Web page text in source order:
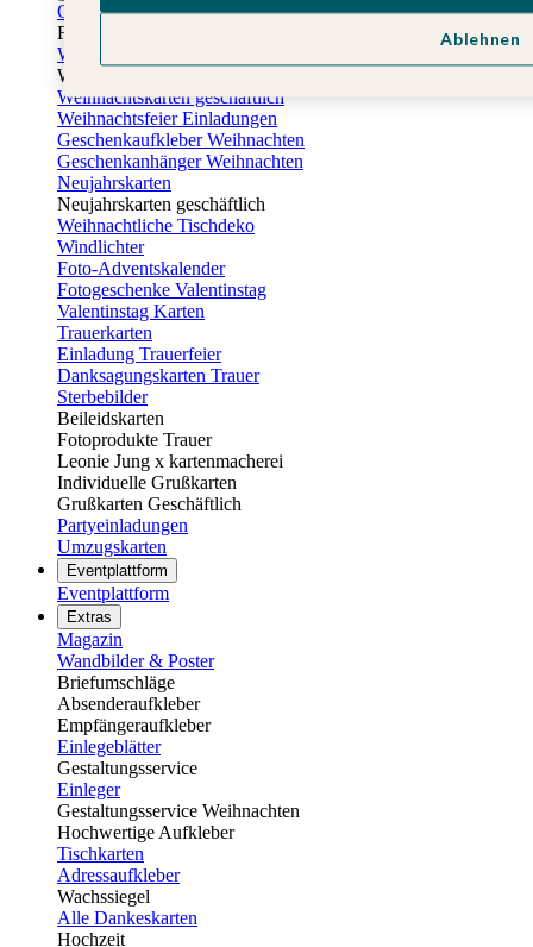
Osterkarten
Fotogeschenke zu Ostern
Weihnachtskarten
Weihnachtskarten selbst gestalten
Weihnachtskarten geschäftlich
Weihnachtsfeier Einladungen
Geschenkaufkleber Weihnachten
Geschenkanhänger Weihnachten
Neujahrskarten
Neujahrskarten geschäftlich
Weihnachtliche Tischdeko
Windlichter
Foto-Adventskalender
Fotogeschenke Valentinstag
Valentinstag Karten
Trauerkarten
Einladung Trauerfeier
Danksagungskarten Trauer
Sterbebilder
Beileidskarten
Fotoprodukte Trauer
Leonie Jung x kartenmacherei
Individuelle Grußkarten
Grußkarten Geschäftlich
Partyeinladungen
Umzugskarten
Eventplattform
Eventplattform
Extras
Magazin
Wandbilder & Poster
Briefumschläge
Absenderaufkleber
Empfängeraufkleber
Einlegeblätter
Gestaltungsservice
Einleger
Gestaltungsservice Weihnachten
Hochwertige Aufkleber
Tischkarten
Adressaufkleber
Wachssiegel
Alle Dankeskarten
Hochzeit
Ablehnen